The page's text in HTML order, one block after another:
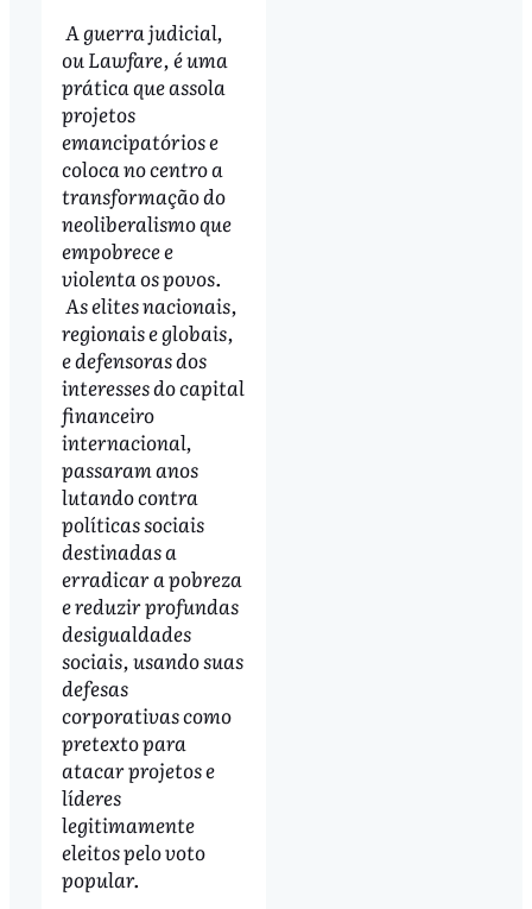
A guerra judicial,
ou Lawfare, é uma
prática que assola
projetos
emancipatórios e
coloca no centro a
transformação do
neoliberalismo que
empobrece e
violenta os povos.
As elites nacionais,
regionais e globais,
e defensoras dos
interesses do capital
financeiro
internacional,
passaram anos
lutando contra
políticas sociais
destinadas a
erradicar a pobreza
e reduzir profundas
desigualdades
sociais, usando suas
defesas
corporativas como
pretexto para
atacar projetos e
líderes
legitimamente
eleitos pelo voto
popular.